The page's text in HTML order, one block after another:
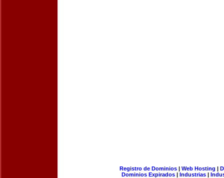
Registro de Dominios| Web Hosting |
Dominios Expirados | Industrias |